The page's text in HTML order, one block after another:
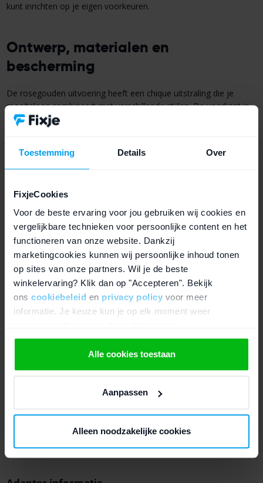
Toestemming Details Over
FixjeCookies
Voor de beste ervaring voor jou gebruiken wij cookies en
vergelijkbare technieken voor persoonlijke content en het
functioneren van onze website. Dankzij
marketingcookies kunnen wij persoonlijke inhoud tonen
op sites van onze partners. Wil je de beste
winkelervaring? Klik dan op "Accepteren". Bekijk
ons cookiebeleid en privacy policy voor meer
informatie. Je keuze kun je op elk moment weer
We werken samen met21 derdendie uw gegevens
kunnen ontvangen en verwerken.
Alle cookies toestaan
Aanpassen
Alleen noodzakelijke cookies
kunt inrichten op je eigen voorkeuren.
Ontwerp, materialen en
bescherming
De rosegouden uitvoering heeft een chique uitstraling die je
moeiteloos combineert met verschillende stijlen. De voorkant is
afgewerkt met
afwerking.
Connectiviteit, beveiliging en
batterijduur
Voor verbindingen met accessoires en apparaten ondersteunt dit
modelBluetooth 5.3 . Toegang en privacy zijn af te schermen
met eentoegangscode, zodat je watch ook bij dagelijks gebruik
goed beveiligd blijft. De batterij biedt een gebruiksduur tot
wat past bij een volle dag gebruik met meldingen en apps.
Refurbished zekerheid en garantie
over controle en betrouwbaarheid. Daarnaast ontvang je
aankoop.